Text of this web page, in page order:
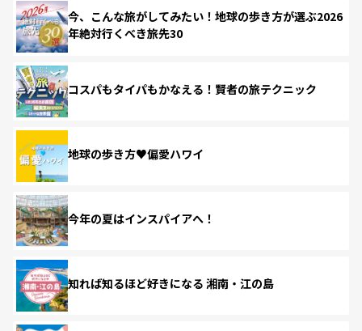
今、こんな旅がしてみたい！地球の歩き方が選ぶ2026
年絶対行くべき旅先30
コスパもタイパもかなえる！賢者の旅テクニック
地球の歩き方♥偏愛ハワイ
今年の夏はインスパイアへ！
知れば知るほど好きになる 湘南・江の島